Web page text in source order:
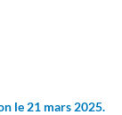
le 21 mars 2025.